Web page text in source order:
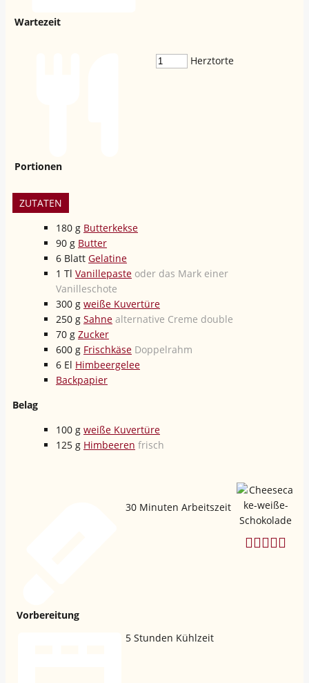
Wartezeit
Portionen
Herztorte
ZUTATEN
180 g Butterkekse
90 g Butter
6 Blatt Gelatine
1 Tl Vanillepaste oder das Mark einer
Vanilleschote
300 g weiße Kuvertüre
250 g Sahne alternative Creme double
70 g Zucker
600 g Frischkäse Doppelrahm
6 El Himbeergelee
Backpapier
Belag
100 g weiße Kuvertüre
125 g Himbeeren frisch
Vorbereitung
30 Minuten Arbeitszeit
5 Stunden Kühlzeit